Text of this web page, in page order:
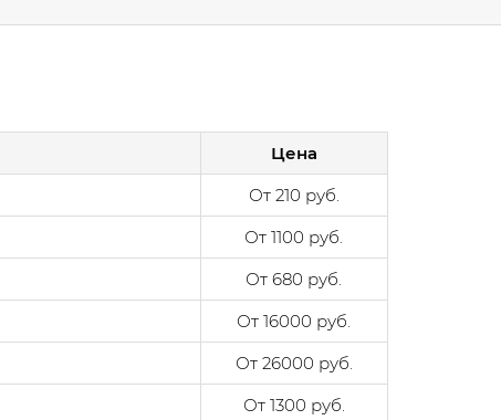
Цена
От 210 руб.
От 1100 руб.
От 680 руб.
От 16000 руб.
От 26000 руб.
От 1300 руб.